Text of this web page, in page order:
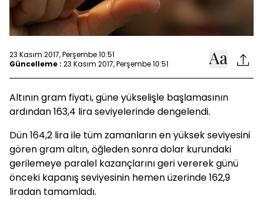
23 Kasım 2017, Perşembe 10:51
Güncelleme : 23 Kasım 2017, Perşembe 10:51
Altının gram fiyatı, güne yükselişle başlamasının
ardından 163,4 lira seviyelerinde dengelendi.
Dün 164,2 lira ile tüm zamanların en yüksek seviyesini
gören gram altın, öğleden sonra dolar kurundaki
gerilemeye paralel kazançlarını geri vererek günü
önceki kapanış seviyesinin hemen üzerinde 162,9
liradan tamamladı.